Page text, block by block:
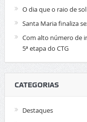
O dia que o raio de
Santa Maria finaliza
Com alto número de
5ª etapa do CTG
CATEGORIAS
Destaques